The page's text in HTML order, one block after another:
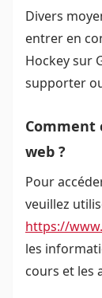
Divers
entrer en
Hockey sur
supporter
Comment
web ?
Pour
veuillez
https://
les
cours et les